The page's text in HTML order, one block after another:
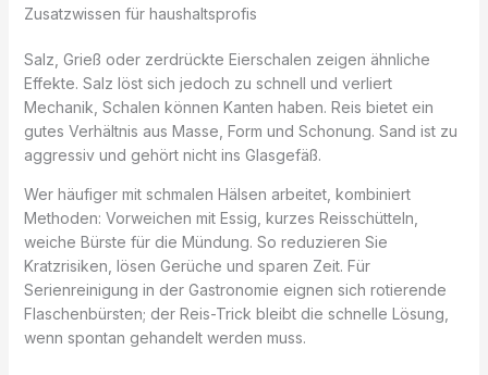
Zusatzwissen für haushaltsprofis
Salz, Grieß oder zerdrückte Eierschalen zeigen ähnliche
Effekte. Salz löst sich jedoch zu schnell und verliert
Mechanik, Schalen können Kanten haben. Reis bietet ein
gutes Verhältnis aus Masse, Form und Schonung. Sand ist zu
aggressiv und gehört nicht ins Glasgefäß.
Wer häufiger mit schmalen Hälsen arbeitet, kombiniert
Methoden: Vorweichen mit Essig, kurzes Reisschütteln,
weiche Bürste für die Mündung. So reduzieren Sie
Kratzrisiken, lösen Gerüche und sparen Zeit. Für
Serienreinigung in der Gastronomie eignen sich rotierende
Flaschenbürsten; der Reis-Trick bleibt die schnelle Lösung,
wenn spontan gehandelt werden muss.